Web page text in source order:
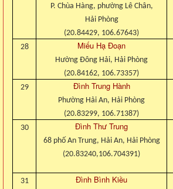
P. Chùa Hàng, phường Lê Chân,
Hải Phòng
(20.84429, 106.67643)
28 Miếu Hạ Đoạn
Hường Đông Hải, Hải Phòng
(20.84162, 106.73357)
29 Đình Trung Hành
Phường Hải An, Hải Phòng
(20.83299, 106.71387)
30 Đình Thư Trung
68 phố An Trung, Hải An, Hải Phòng
(20.83240,106.704391)
31 Đình Bình Kiều